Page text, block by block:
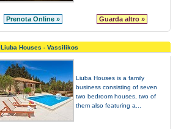
Prenota Online » Guarda altro »
Liuba Houses - Vassilikos
Liuba Houses is a family
business consisting of seven
two bedroom houses, two of
them also featuring a...